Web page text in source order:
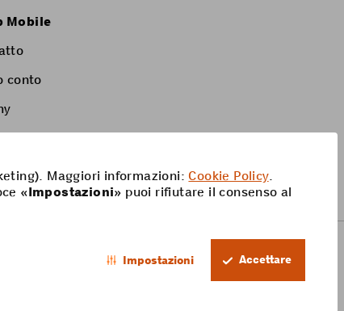
Mobile
conto
IT
Maggiori informazioni:Cookie Policy.
«Impostazioni» puoi rifiutare il consenso al
Impostazioni Accettare